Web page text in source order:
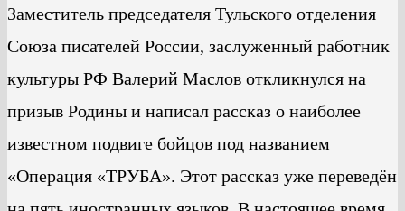
Заместитель председателя Тульского отделения
Союза писателей России, заслуженный работник
культуры РФ Валерий Маслов откликнулся на
призыв Родины и написал рассказ о наиболее
известном подвиге бойцов под названием
«Операция «ТРУБА». Этот рассказ уже переведён